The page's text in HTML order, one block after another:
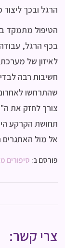
הרגל ובכך ליצור
הטיפול מתמקד
בכף הרגל, עבודה
לאיזון של
חשיבות רבה
שהתרחשו
צורך לחזק את
תחושת הקרקע
אל מול האתגרים
פורסם ב: סיפורים
צרי קשר: